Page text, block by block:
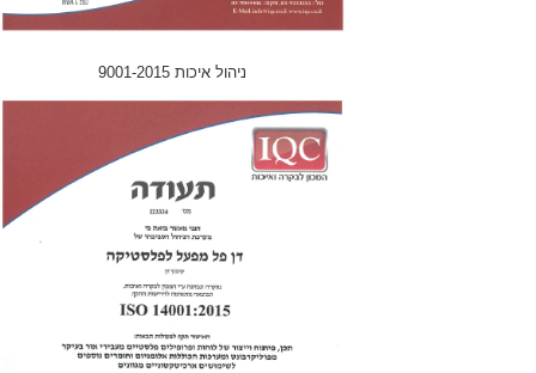
ניהול איכות 9001-2015